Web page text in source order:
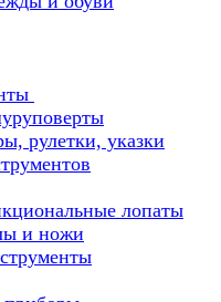
рулетки, указки
лопаты
и ножи